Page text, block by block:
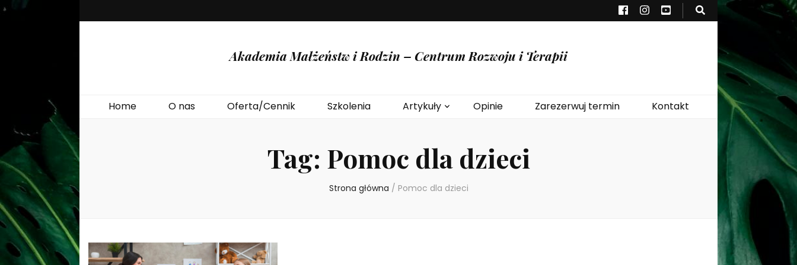
Akademia Małżeństw i Rodzin – Centrum Rozwoju i Terapii
Home O nas Oferta/Cennik Szkolenia Artykuły Opinie Zarezerwuj termin Kontakt
Tag: Pomoc dla dzieci
Strona główna / Pomoc dla dzieci